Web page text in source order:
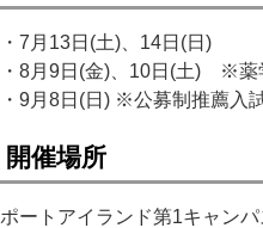
・7月13日(土)、14日(日)
・8月9日(金)、10日(土) ※薬
・9月8日(日) ※公募制推薦入
開催場所
ポートアイランド第1キャンパ